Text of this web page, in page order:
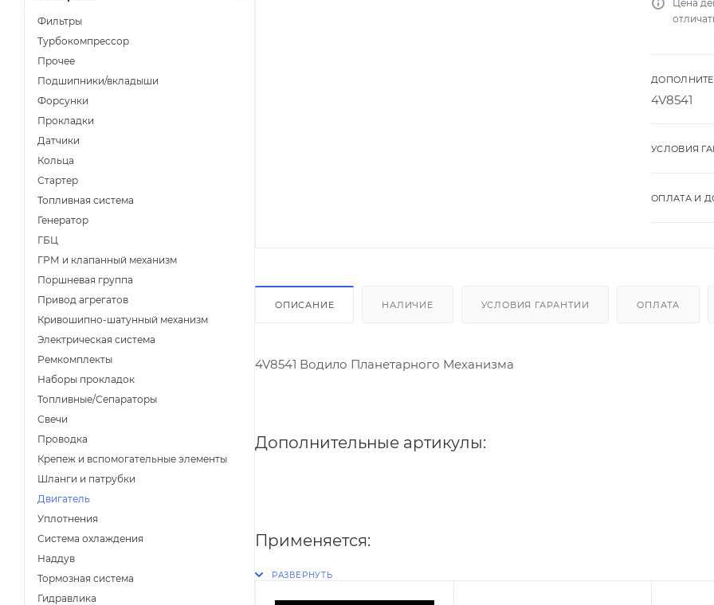
Цена
4V8541
УСЛОВИЯ
ОПЛАТА И
ОПИСАНИЕ НАЛИЧИЕ УСЛОВИЯ ГАРАНТИИ ОПЛАТА
4V8541 Водило Планетарного Механизма
Дополнительные артикулы:
Применяется:
Фильтры
Турбокомпрессор
Прочее
Подшипники/вкладыши
Форсунки
Прокладки
Датчики
Кольца
Стартер
Топливная система
Генератор
ГБЦ
ГРМ и клапанный механизм
Поршневая группа
Привод агрегатов
Кривошипно-шатунный механизм
Электрическая система
Ремкомплекты
Наборы прокладок
Топливные/Сепараторы
Свечи
Проводка
Крепеж и вспомогательные элементы
Шланги и патрубки
Двигатель
Уплотнения
Система охлаждения
Наддув
Тормозная система
Гидравлика